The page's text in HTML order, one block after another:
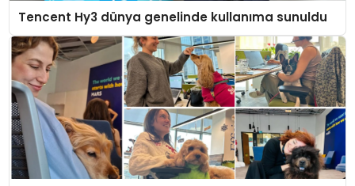
Tencent Hy3 dünya genelinde kullanıma sunuldu